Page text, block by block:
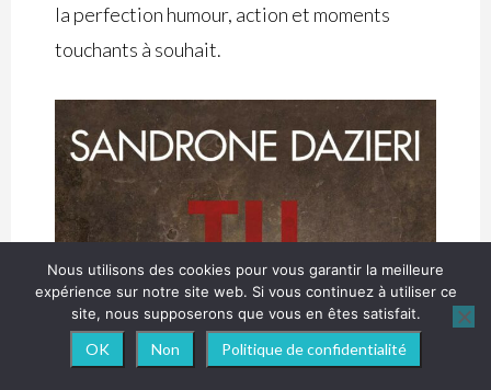
la perfection humour, action et moments
touchants à souhait.
Nous utilisons des cookies pour vous garantir la meilleure
expérience sur notre site web. Si vous continuez à utiliser ce
site, nous supposerons que vous en êtes satisfait.
OK Non Politique de confidentialité